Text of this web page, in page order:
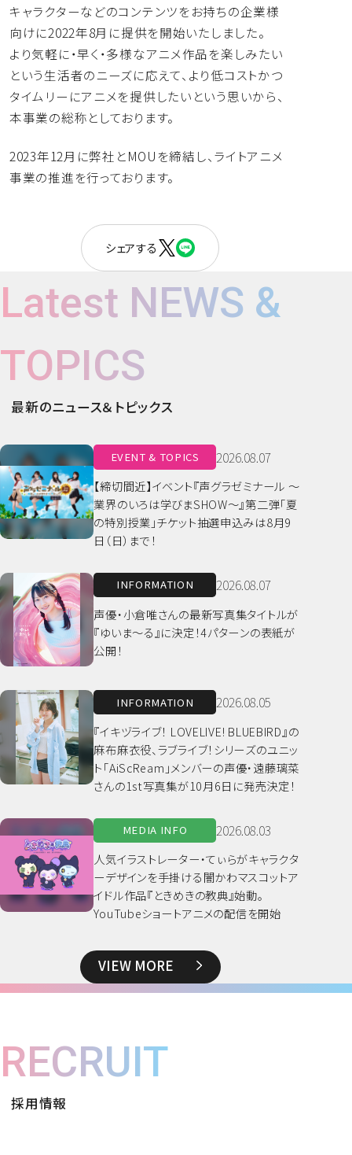
キャラクターなどのコンテンツをお持ちの企業様
向けに2022年8月に提供を開始いたしました。
より気軽に・早く・多様なアニメ作品を楽しみたい
という生活者のニーズに応えて、 より低コストかつ
タイムリーにアニメを提供したいという思いから、
本事業の総称としております。
2023年12月に弊社とMOUを締結し、 ライトアニメ
事業の推進を行っております。
シェアする
Latest NEWS &
TOPICS
最新のニュース＆トピックス
EVENT & TOPICS 2026.08.07
【締切間近】イベント『声グラゼミナール ～
業界のいろは学びまSHOW～』第二弾「夏
の特別授業」チケット抽選申込みは8月9
日（日）まで！
INFORMATION 2026.08.07
声優・小倉唯さんの最新写真集タイトルが
『ゆいま～る』に決定！4パターンの表紙が
公開！
INFORMATION 2026.08.05
『イキヅライブ！ LOVELIVE! BLUEBIRD』の
麻布麻衣役、ラブライブ！シリーズのユニッ
ト「AiScReam」メンバーの声優・遠藤璃菜
さんの1st写真集が10月6日に発売決定！
MEDIA INFO 2026.08.03
人気イラストレーター・てぃらがキャラクタ
ーデザインを手掛ける闇かわマスコットア
イドル作品『ときめきの教典』始動。
YouTubeショートアニメの配信を開始
VIEW MORE
RECRUIT
採用情報